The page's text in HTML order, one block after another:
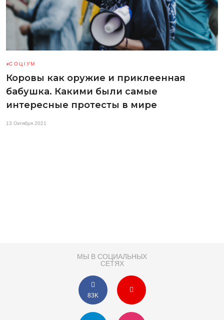
СОЦІУМ
Коровы как оружие и приклеенная
бабушка. Какими были самые
интересные протесты в мире
13 Октября 2021
МЫ В СОЦИАЛЬНЫХ
СЕТЯХ
83K